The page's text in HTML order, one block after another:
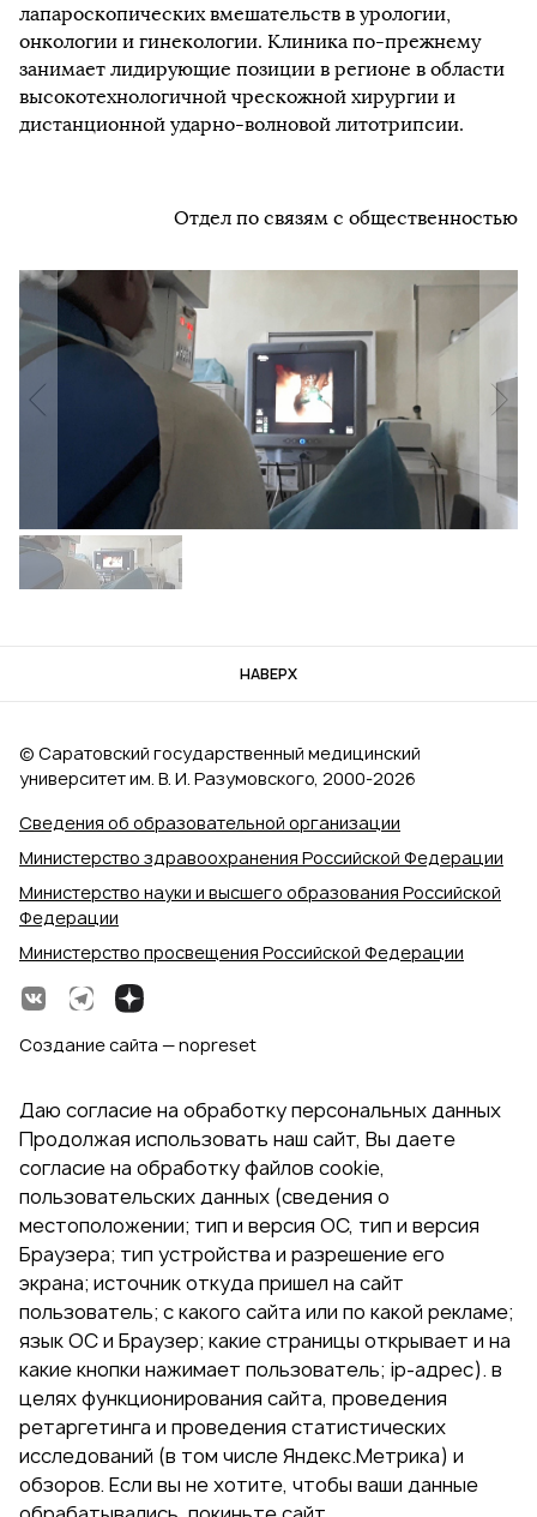
лапароскопических вмешательств в урологии,
онкологии и гинекологии. Клиника по-прежнему
занимает лидирующие позиции в регионе в области
высокотехнологичной чрескожной хирургии и
дистанционной ударно-волновой литотрипсии.
Отдел по связям с общественностью
НАВЕРХ
Сведения об образовательной организации
Министерство здравоохранения Российской Федерации
Министерство науки и высшего образования Российской
Федерации
Министерство просвещения Российской Федерации
© Саратовский государственный медицинский
университет им. В. И. Разумовского, 2000‑2026
Создание сайта — nopreset
Даю согласие на обработку персональных данных
Продолжая использовать наш сайт, Вы даете
согласие на обработку файлов cookie,
пользовательских данных (сведения о
местоположении; тип и версия ОС, тип и версия
Браузера; тип устройства и разрешение его
экрана; источник откуда пришел на сайт
пользователь; с какого сайта или по какой рекламе;
язык ОС и Браузер; какие страницы открывает и на
какие кнопки нажимает пользователь; ip-адрес). в
целях функционирования сайта, проведения
ретаргетинга и проведения статистических
исследований (в том числе Яндекс.Метрика) и
обзоров. Если вы не хотите, чтобы ваши данные